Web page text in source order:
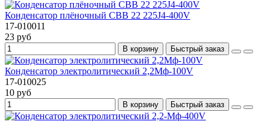
Конденсатор плёночный CBB 22 225J4-400V
17-010011
23 руб
В корзину Быстрый заказ
Конденсатор электролитический 2,2Mф-100V
17-010025
10 руб
В корзину Быстрый заказ